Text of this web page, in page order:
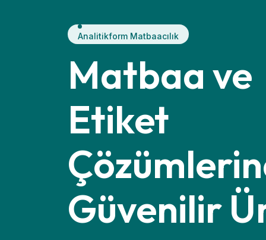
Analitikform Matbaacılık
Matbaa ve
Etiket
Güvenilir